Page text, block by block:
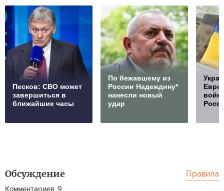
Песков: СВО может
завершиться в
ближайшие часы
По бежавшему из
России Надеждину*
нанесли новый
удар
Обсуждение
Комментариев: 9
Правила